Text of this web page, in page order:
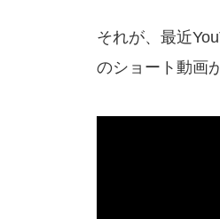
それが、最近
のショート動画